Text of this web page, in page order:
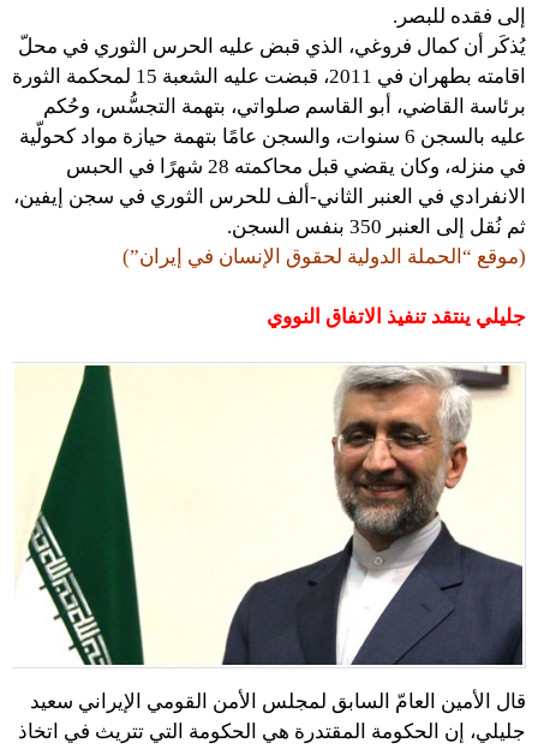
إلى فقده للبصر.
يُذكَر أن كمال فروغي، الذي قبض عليه الحرس الثوري في محلّ
اقامته بطهران في 2011، قبضت عليه الشعبة 15 لمحكمة الثورة
برئاسة القاضي، أبو القاسم صلواتي، بتهمة التجسُّس، وحُكم
عليه بالسجن 6 سنوات، والسجن عامًا بتهمة حيازة مواد كحولّية
في منزله، وكان يقضي قبل محاكمته 28 شهرًا في الحبس
الانفرادي في العنبر الثاني-ألف للحرس الثوري في سجن إيفين،
ثم نُقل إلى العنبر 350 بنفس السجن.
(موقع “الحملة الدولية لحقوق الإنسان في إيران”)
جليلي ينتقد تنفيذ الاتفاق النووي
قال الأمين العامّ السابق لمجلس الأمن القومي الإيراني سعيد
جليلي، إن الحكومة المقتدرة هي الحكومة التي تتريث في اتخاذ